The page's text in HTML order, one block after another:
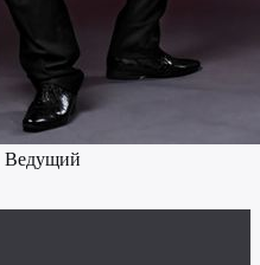
Ведущий